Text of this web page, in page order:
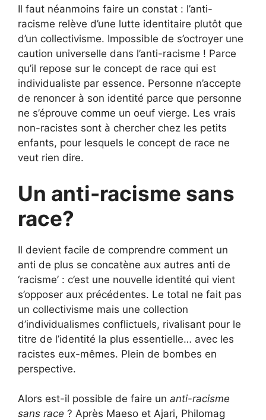
Il faut néanmoins faire un constat : l’anti-
racisme relève d’une lutte identitaire plutôt que
d’un collectivisme. Impossible de s’octroyer une
caution universelle dans l’anti-racisme ! Parce
qu’il repose sur le concept de race qui est
individualiste par essence. Personne n’accepte
de renoncer à son identité parce que personne
ne s’éprouve comme un oeuf vierge. Les vrais
non-racistes sont à chercher chez les petits
enfants, pour lesquels le concept de race ne
veut rien dire.
Un anti-racisme sans
race?
Il devient facile de comprendre comment un
anti de plus se concatène aux autres anti de
‘racisme’ : c’est une nouvelle identité qui vient
s’opposer aux précédentes. Le total ne fait pas
un collectivisme mais une collection
d’individualismes conflictuels, rivalisant pour le
titre de l’identité la plus essentielle… avec les
racistes eux-mêmes. Plein de bombes en
perspective.
Alors est-il possible de faire un anti-racisme
sans race ? Après Maeso et Ajari, Philomag